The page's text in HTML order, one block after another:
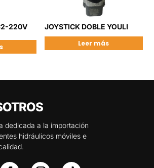
220V
JOYSTICK DOBLE YOULI
Leer más
dedicada a la importación
hidráulicos móviles e